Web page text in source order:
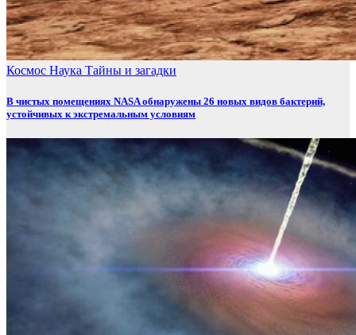
Космос Наука Тайны и загадки
В чистых помещениях NASA обнаружены 26 новых видов бактерий,
устойчивых к экстремальным условиям